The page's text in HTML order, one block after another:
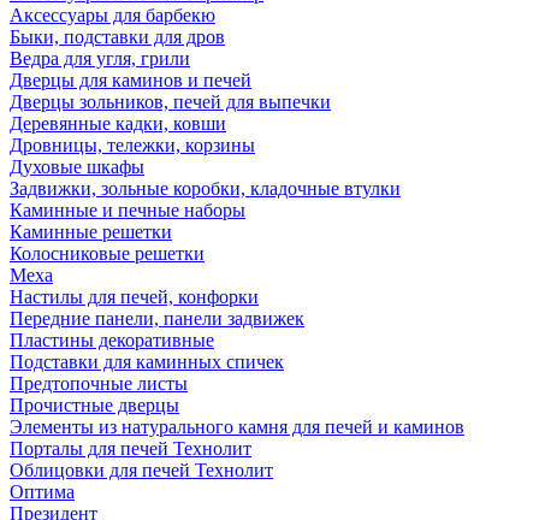
Аксессуары для барбекю
Быки, подставки для дров
Ведра для угля, грили
Дверцы для каминов и печей
Дверцы зольников, печей для выпечки
Деревянные кадки, ковши
Дровницы, тележки, корзины
Духовые шкафы
Задвижки, зольные коробки, кладочные втулки
Каминные и печные наборы
Каминные решетки
Колосниковые решетки
Меха
Настилы для печей, конфорки
Передние панели, панели задвижек
Пластины декоративные
Подставки для каминных спичек
Предтопочные листы
Прочистные дверцы
Элементы из натурального камня для печей и каминов
Порталы для печей Технолит
Облицовки для печей Технолит
Оптима
Президент